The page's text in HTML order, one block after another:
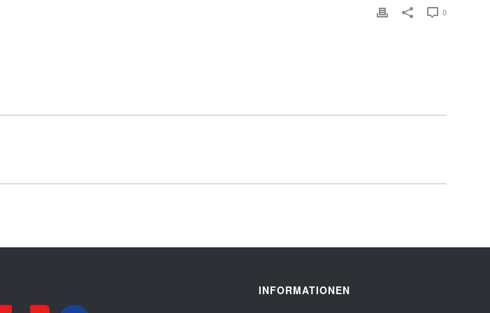
0
INFORMATIONEN